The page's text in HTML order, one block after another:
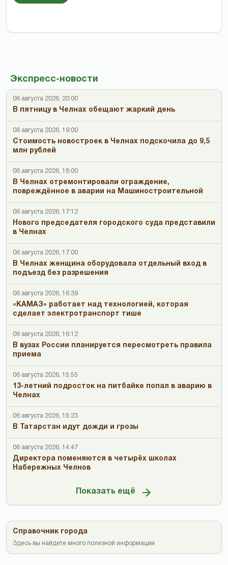
Экспресс-новости
06 августа 2026, 20:00
В пятницу в Челнах обещают жаркий день
06 августа 2026, 19:00
Стоимость новостроек в Челнах подскочила до 9,5
млн рублей
06 августа 2026, 18:00
В Челнах отремонтировали ограждение,
повреждённое в аварии на Машиностроительной
06 августа 2026, 17:12
Нового председателя городского суда представили
в Челнах
06 августа 2026, 17:00
В Челнах женщина оборудовала отдельный вход в
подъезд без разрешения
06 августа 2026, 16:39
«КАМАЗ» работает над технологией, которая
сделает электротранспорт тише
06 августа 2026, 16:12
В вузах России планируется пересмотреть правила
приема
06 августа 2026, 15:55
13-летний подросток на питбайке попал в аварию в
Челнах
06 августа 2026, 15:23
В Татарстан идут дожди и грозы
06 августа 2026, 14:47
Директора поменяются в четырёх школах
Набережных Челнов
Показать ещё
Справочник города
Здесь вы найдете много полезной информации